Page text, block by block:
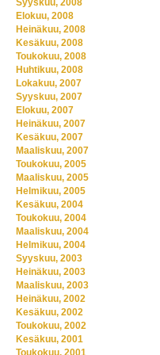
Syyskuu, 2008
Elokuu, 2008
Heinäkuu, 2008
Kesäkuu, 2008
Toukokuu, 2008
Huhtikuu, 2008
Lokakuu, 2007
Syyskuu, 2007
Elokuu, 2007
Heinäkuu, 2007
Kesäkuu, 2007
Maaliskuu, 2007
Toukokuu, 2005
Maaliskuu, 2005
Helmikuu, 2005
Kesäkuu, 2004
Toukokuu, 2004
Maaliskuu, 2004
Helmikuu, 2004
Syyskuu, 2003
Heinäkuu, 2003
Maaliskuu, 2003
Heinäkuu, 2002
Kesäkuu, 2002
Toukokuu, 2002
Kesäkuu, 2001
Toukokuu, 2001